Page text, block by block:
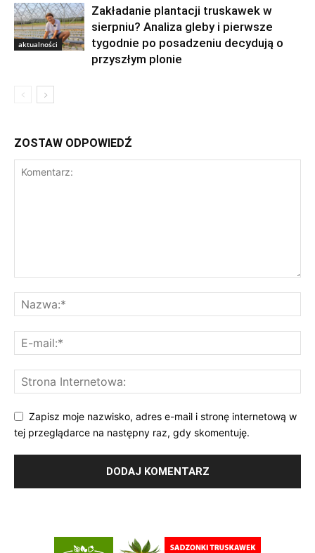
aktualności
Zakładanie plantacji truskawek w
sierpniu? Analiza gleby i pierwsze
tygodnie po posadzeniu decydują o
przyszłym plonie
ZOSTAW ODPOWIEDŹ
Zapisz moje nazwisko, adres e-mail i stronę internetową w
tej przeglądarce na następny raz, gdy skomentuję.